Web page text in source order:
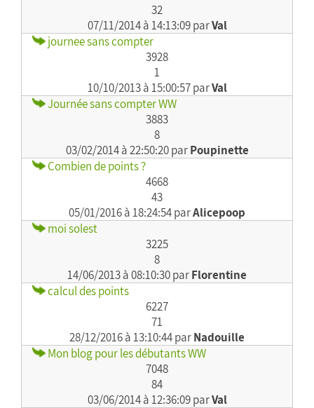
32
07/11/2014 à 14:13:09 parVal
journee sans compter
3928
1
10/10/2013 à 15:00:57 parVal
Journée sans compter WW
3883
8
03/02/2014 à 22:50:20 parPoupinette
Combien de points ?
4668
43
05/01/2016 à 18:24:54 parAlicepoop
moi solest
3225
8
14/06/2013 à 08:10:30 parFlorentine
calcul des points
6227
71
28/12/2016 à 13:10:44 parNadouille
Mon blog pour les débutants WW
7048
84
03/06/2014 à 12:36:09 parVal